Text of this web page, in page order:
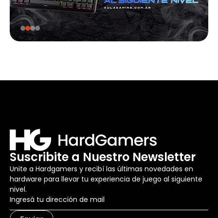
Suscribite a Nuestro Newsletter
Unite a Hardgamers y recibí las últimas novedades en
hardware para llevar tu experiencia de juego al siguiente
nivel.